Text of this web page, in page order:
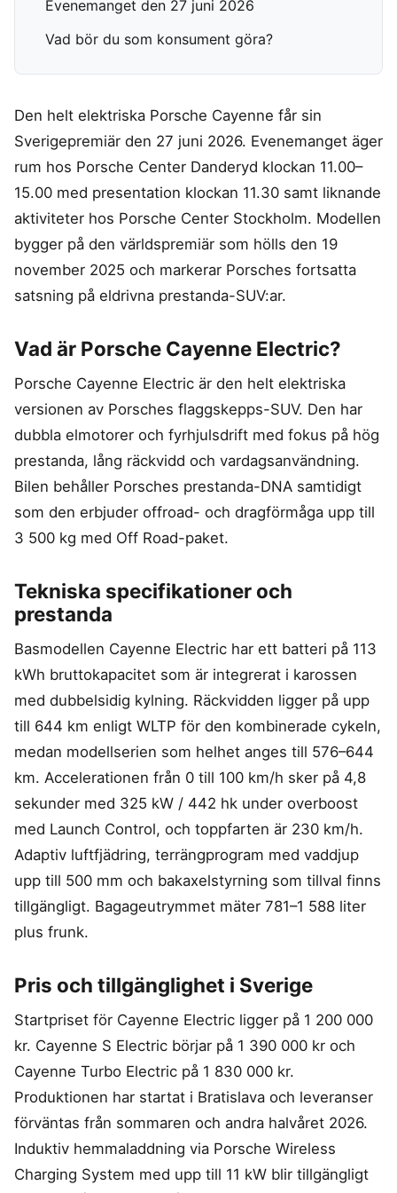
Ergonomisk Kudde
Säng
Fåtölj
Torktumlare
Tvättmaskin
KLIMAT
Luftkylare
Luftrenare
Luftvärmepump
Liten bluetooth högtalare
Partyhögtalare
Soundbar
Subwoofer
TV
Wifi högtalare
MOBIL & TILLBEHÖR
Mobiltelefon
Magnesium zink
Träningsklocka herr
Evenemanget den 27 juni 2026
Vad bör du som konsument göra?
Den helt elektriska Porsche Cayenne får sin
Sverigepremiär den 27 juni 2026. Evenemanget äger
rum hos Porsche Center Danderyd klockan 11.00–
15.00 med presentation klockan 11.30 samt liknande
aktiviteter hos Porsche Center Stockholm. Modellen
bygger på den världspremiär som hölls den 19
november 2025 och markerar Porsches fortsatta
satsning på eldrivna prestanda-SUV:ar.
Vad är Porsche Cayenne Electric?
Porsche Cayenne Electric är den helt elektriska
versionen av Porsches flaggskepps-SUV. Den har
dubbla elmotorer och fyrhjulsdrift med fokus på hög
prestanda, lång räckvidd och vardagsanvändning.
Bilen behåller Porsches prestanda-DNA samtidigt
som den erbjuder offroad- och dragförmåga upp till
3 500 kg med Off Road-paket.
Tekniska specifikationer och
prestanda
Basmodellen Cayenne Electric har ett batteri på 113
kWh bruttokapacitet som är integrerat i karossen
med dubbelsidig kylning. Räckvidden ligger på upp
till 644 km enligt WLTP för den kombinerade cykeln,
medan modellserien som helhet anges till 576–644
km. Accelerationen från 0 till 100 km/h sker på 4,8
sekunder med 325 kW / 442 hk under overboost
med Launch Control, och toppfarten är 230 km/h.
Adaptiv luftfjädring, terrängprogram med vaddjup
upp till 500 mm och bakaxelstyrning som tillval finns
tillgängligt. Bagageutrymmet mäter 781–1 588 liter
plus frunk.
Pris och tillgänglighet i Sverige
Startpriset för Cayenne Electric ligger på 1 200 000
kr. Cayenne S Electric börjar på 1 390 000 kr och
Cayenne Turbo Electric på 1 830 000 kr.
Produktionen har startat i Bratislava och leveranser
förväntas från sommaren och andra halvåret 2026.
Induktiv hemmaladdning via Porsche Wireless
Charging System med upp till 11 kW blir tillgängligt